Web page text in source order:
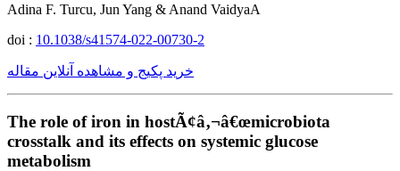
Adina F. Turcu, Jun Yang & Anand VaidyaA
doi : 10.1038/s41574-022-00730-2
خرید پکیج و مشاهده آنلاین مقاله
The role of iron in hostÃ¢â‚¬â€œmicrobiota
crosstalk and its effects on systemic glucose
metabolism